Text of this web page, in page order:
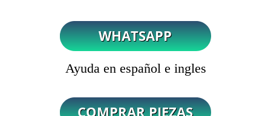
Ayuda en español e ingles